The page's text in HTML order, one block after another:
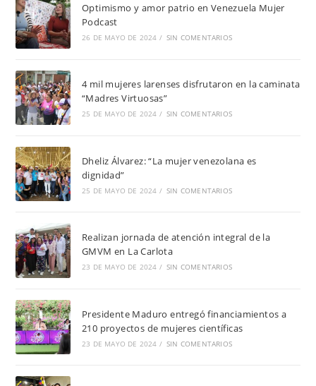
Optimismo y amor patrio en Venezuela Mujer
Podcast
26 DE MAYO DE 2024 / SIN COMENTARIOS
4 mil mujeres larenses disfrutaron en la caminata
“Madres Virtuosas”
25 DE MAYO DE 2024 / SIN COMENTARIOS
Dheliz Álvarez: “La mujer venezolana es
dignidad”
25 DE MAYO DE 2024 / SIN COMENTARIOS
Realizan jornada de atención integral de la
GMVM en La Carlota
23 DE MAYO DE 2024 / SIN COMENTARIOS
Presidente Maduro entregó financiamientos a
210 proyectos de mujeres científicas
23 DE MAYO DE 2024 / SIN COMENTARIOS